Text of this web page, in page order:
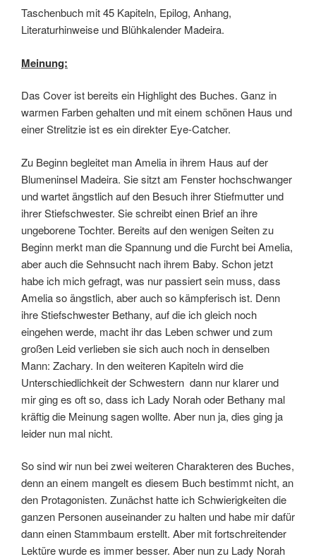
Taschenbuch mit 45 Kapiteln, Epilog, Anhang,
Literaturhinweise und Blühkalender Madeira.
Meinung:
Das Cover ist bereits ein Highlight des Buches. Ganz in
warmen Farben gehalten und mit einem schönen Haus und
einer Strelitzie ist es ein direkter Eye-Catcher.
Zu Beginn begleitet man Amelia in ihrem Haus auf der
Blumeninsel Madeira. Sie sitzt am Fenster hochschwanger
und wartet ängstlich auf den Besuch ihrer Stiefmutter und
ihrer Stiefschwester. Sie schreibt einen Brief an ihre
ungeborene Tochter. Bereits auf den wenigen Seiten zu
Beginn merkt man die Spannung und die Furcht bei Amelia,
aber auch die Sehnsucht nach ihrem Baby. Schon jetzt
habe ich mich gefragt, was nur passiert sein muss, dass
Amelia so ängstlich, aber auch so kämpferisch ist. Denn
ihre Stiefschwester Bethany, auf die ich gleich noch
eingehen werde, macht ihr das Leben schwer und zum
großen Leid verlieben sie sich auch noch in denselben
Mann: Zachary. In den weiteren Kapiteln wird die
Unterschiedlichkeit der Schwestern dann nur klarer und
mir ging es oft so, dass ich Lady Norah oder Bethany mal
kräftig die Meinung sagen wollte. Aber nun ja, dies ging ja
leider nun mal nicht.
So sind wir nun bei zwei weiteren Charakteren des Buches,
denn an einem mangelt es diesem Buch bestimmt nicht, an
den Protagonisten. Zunächst hatte ich Schwierigkeiten die
ganzen Personen auseinander zu halten und habe mir dafür
dann einen Stammbaum erstellt. Aber mit fortschreitender
Lektüre wurde es immer besser. Aber nun zu Lady Norah